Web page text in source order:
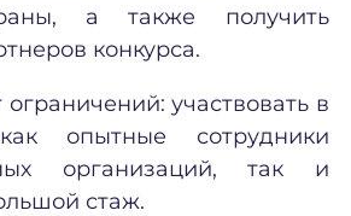
а также получить
конкурса.
ограничений: участвовать в
опытные сотрудники
организаций, так и
стаж.